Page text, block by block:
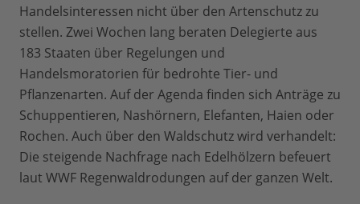
Handelsinteressen nicht über den Artenschutz zu
stellen. Zwei Wochen lang beraten Delegierte aus
183 Staaten über Regelungen und
Handelsmoratorien für bedrohte Tier- und
Pflanzenarten. Auf der Agenda finden sich Anträge zu
Schuppentieren, Nashörnern, Elefanten, Haien oder
Rochen. Auch über den Waldschutz wird verhandelt:
Die steigende Nachfrage nach Edelhölzern befeuert
laut WWF Regenwaldrodungen auf der ganzen Welt.